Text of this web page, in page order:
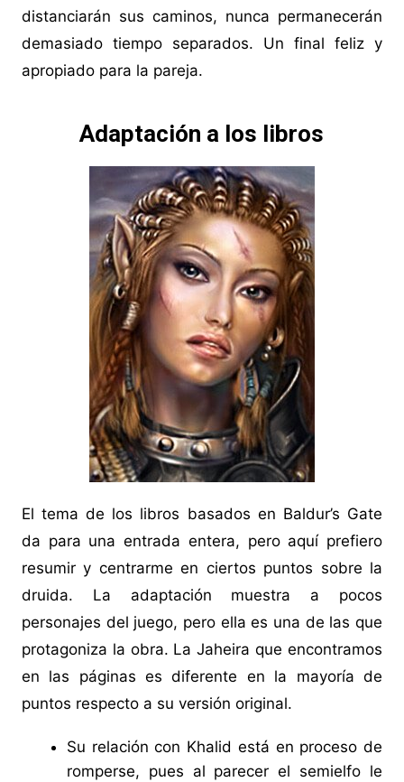
distanciarán sus caminos, nunca permanecerán
demasiado tiempo separados. Un final feliz y
apropiado para la pareja.
Adaptación a los libros
El tema de los libros basados en Baldur’s Gate
da para una entrada entera, pero aquí prefiero
resumir y centrarme en ciertos puntos sobre la
druida. La adaptación muestra a pocos
personajes del juego, pero ella es una de las que
protagoniza la obra. La Jaheira que encontramos
en las páginas es diferente en la mayoría de
puntos respecto a su versión original.
Su relación con Khalid está en proceso de
romperse, pues al parecer el semielfo le